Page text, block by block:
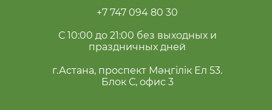
+7 747 094 80 30
С 10:00 до 21:00 без выходных и
праздничных дней
г.Астана, проспект Мәңгілік Ел 53.
Блок С, офис 3